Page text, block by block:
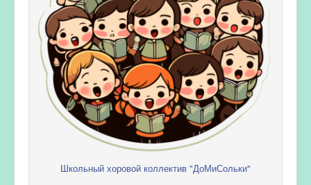
Школьный хоровой коллектив "ДоМиСольки"